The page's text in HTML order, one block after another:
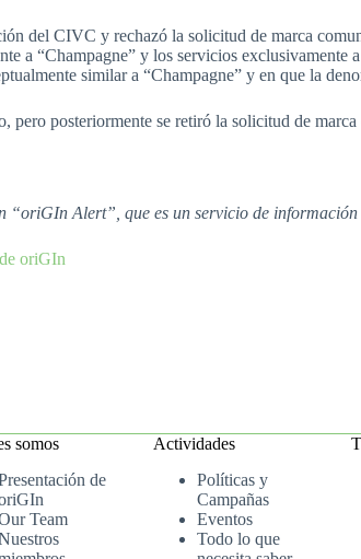
del CIVC y rechazó la solicitud de marca
a “Champagne” y los servicios
similar a “Champagne” y en que la
pero posteriormente se retiró la solicitud de
“oriGIn Alert”, que es un servicio de
oriGIn
somos
de
Team
Actividades
Políticas y
Campañas
Eventos
Todo lo que